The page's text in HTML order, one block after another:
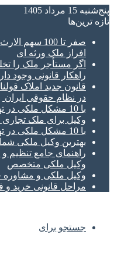
پنج‌شنبه 15 مرداد 1405
تازه‌ ترین‌ها
صفر تا 100
افراز ملک ورثه ای
اگر مستأجر ملک را
راهکار قانونی وجود
قانون جدید املاک
در نظام حقوقی ایران
با 10 مشکل ملکی در تهران آشنا شوید | راه حل‌ها کدامند؟
وکیل برای ملک
با 10 مشکل ملکی در تهران آشنا شوید | راه حل‌ها کدامند؟
بهترین وکیل ملکی
راهنمای جامع تنظیم
وکیل ملکی متخصص
وکیل ملکی و
مراحل قانونی خرید
جستجو برای